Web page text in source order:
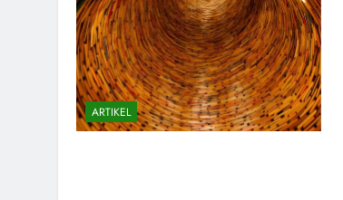
ARTIKEL